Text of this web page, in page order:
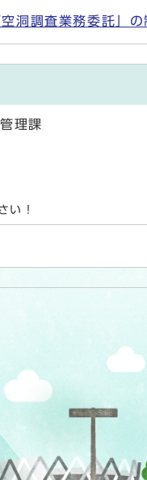
洞調査業務委託」
理課
い！